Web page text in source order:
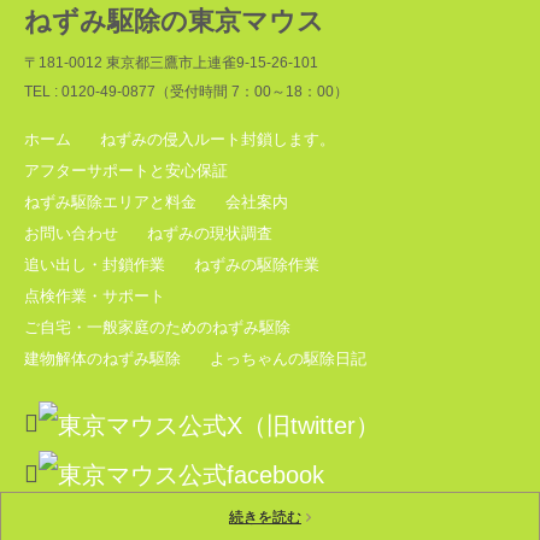
続きを読む
続きを読む
ねずみ駆除の東京マウス
〒181-0012 東京都三鷹市上連雀9-15-26-101
TEL : 0120-49-0877（受付時間 7：00～18：00）
ホーム
ねずみの侵入ルート封鎖します。
アフターサポートと安心保証
ねずみ駆除エリアと料金
会社案内
お問い合わせ
ねずみの現状調査
追い出し・封鎖作業
ねずみの駆除作業
点検作業・サポート
ご自宅・一般家庭のためのねずみ駆除
建物解体のねずみ駆除
よっちゃんの駆除日記